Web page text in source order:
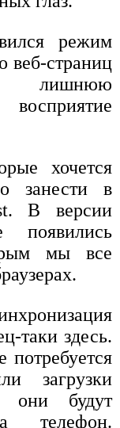
режим
веб-страниц
лишнюю
хочется
занести в
В версии
мы все
таки здесь.
загрузки
они будут
телефон.